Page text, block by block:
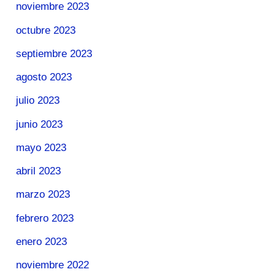
noviembre 2023
octubre 2023
septiembre 2023
agosto 2023
julio 2023
junio 2023
mayo 2023
abril 2023
marzo 2023
febrero 2023
enero 2023
noviembre 2022